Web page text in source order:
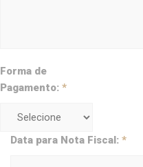
Forma de
Pagamento: *
Data para Nota Fiscal: *